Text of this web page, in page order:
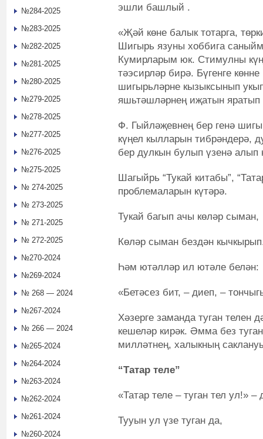
эшли башлый .
«Җәй көне балык тотарга,
Шигырь язуны хоббига
Кумирларым юк. Стимулны
тәэсирләр бирә. Бүгенге
шигырьләрне кызыксынып
яшьтәшләрнең иҗатын
Ф. Гыйләҗевнең бер генә
күңел кылларын тибрәндерә,
бер дулкын булып үзенә алып
Шагыйрь “Тукай китабы”,
проблемаларын күтәрә.
Тукай багып ачы көләр сыман,
Көләр сыман бездән
Һәм ютәлләр ил ютәле белән:
«Бетәсез бит, – диеп, –
Хәзерге заманда туган телен
кешеләр кирәк. Әмма без
милләтнең, халыкның
“Татар теле”
«Татар теле – туган тел ул!» –
Тууын ул үзе туган да,
№284-2025
№283-2025
№282-2025
№281-2025
№280-2025
№279-2025
№278-2025
№277-2025
№276-2025
№275-2025
№ 274-2025
№ 273-2025
№ 271-2025
№ 272-2025
№270-2024
№269-2024
№ 268 — 2024
№267-2024
№ 266 — 2024
№265-2024
№264-2024
№263-2024
№262-2024
№261-2024
№260-2024